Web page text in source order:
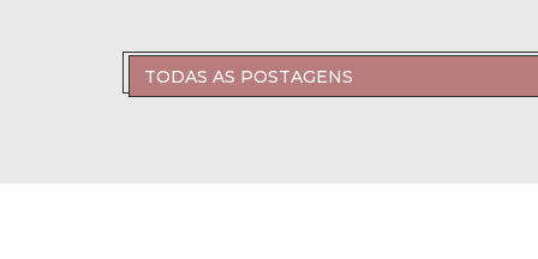
TODAS AS POSTAGENS